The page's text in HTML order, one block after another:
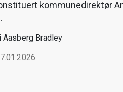
kommunedirektør
Aasberg Bradley